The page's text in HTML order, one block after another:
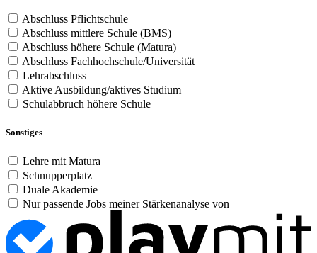
Abschluss Pflichtschule
Abschluss mittlere Schule (BMS)
Abschluss höhere Schule (Matura)
Abschluss Fachhochschule/Universität
Lehrabschluss
Aktive Ausbildung/aktives Studium
Schulabbruch höhere Schule
Sonstiges
Lehre mit Matura
Schnupperplatz
Duale Akademie
Nur passende Jobs meiner Stärkenanalyse von